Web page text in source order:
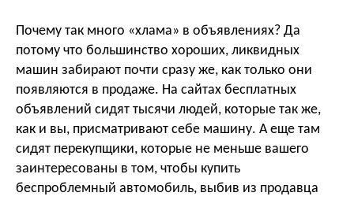
Почему так много «хлама» в объявлениях? Да
потому что большинство хороших, ликвидных
машин забирают почти сразу же, как только они
появляются в продаже. На сайтах бесплатных
объявлений сидят тысячи людей, которые так же,
как и вы, присматривают себе машину. А еще там
сидят перекупщики, которые не меньше вашего
заинтересованы в том, чтобы купить
беспроблемный автомобиль, выбив из продавца